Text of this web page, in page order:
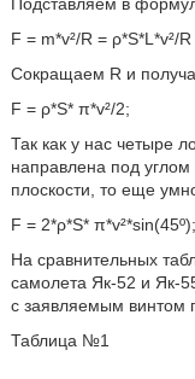
Подставляем в
F = m*v²/R = ρ*S*L*v²/
Сокращаем R и
F = ρ*S* π*v²/2;
Так как у нас четыре
направлена под
плоскости, то еще
F = 2*ρ*S* π*v²*sin(45º);
На сравнительных
самолета Як-52 и Як-
с заявляемым винтом
Таблица №1